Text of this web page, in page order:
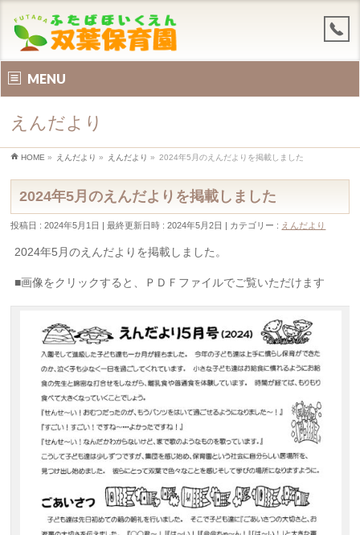
MENU
えんだより
HOME » えんだより » えんだより » 2024年5月のえんだよりを掲載しました
2024年5月のえんだよりを掲載しました
投稿日 : 2024年5月1日 最終更新日時 : 2024年5月2日 カテゴリー : えんだより
2024年5月のえんだよりを掲載しました。
■画像をクリックすると、ＰＤＦファイルでご覧いただけます